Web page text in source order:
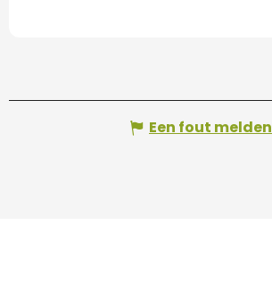
Een fout melden